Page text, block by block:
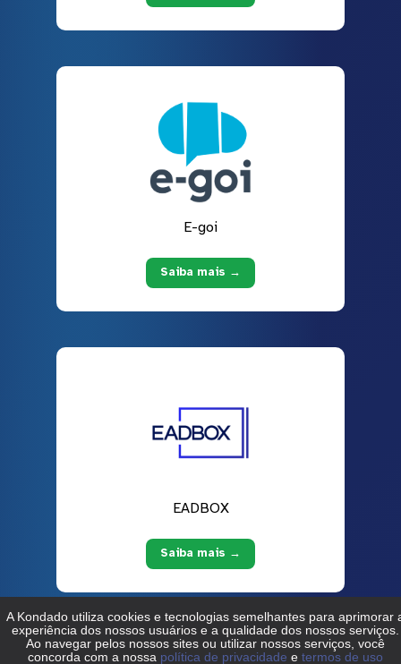
E-goi
Saiba mais →
EADBOX
Saiba mais →